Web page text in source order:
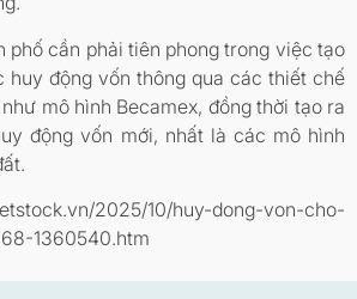
phố cần phải tiên phong trong việc tạo
huy động vốn thông qua các thiết chế
mô hình Becamex, đồng thời tạo ra
động vốn mới, nhất là các mô hình
2025/10/huy-dong-von-cho-
1360540.htm